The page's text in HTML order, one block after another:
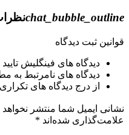
chat_bubble_outline
قوانین ثبت دیدگاه
دیدگاه های فینگلیش
دیدگاه های نامرتبط به
از درج دیدگاه های تکراری
نشانی ایمیل شما منتشر
علامت‌گذاری شده‌اند *